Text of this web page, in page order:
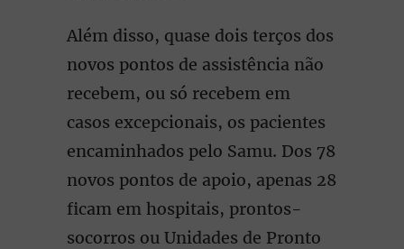
Além disso, quase dois terços dos
novos pontos de assistência não
recebem, ou só recebem em
casos excepcionais, os pacientes
encaminhados pelo Samu. Dos 78
novos pontos de apoio, apenas 28
ficam em hospitais, prontos-
socorros ou Unidades de Pronto